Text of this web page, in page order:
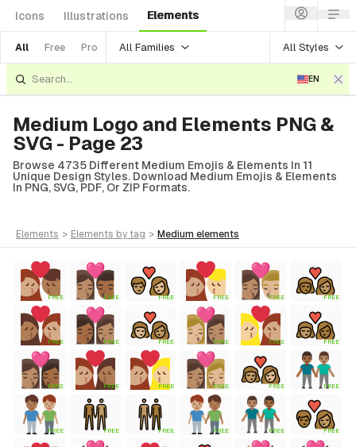
Icons Illustrations Elements
All Free Pro All Families All Styles
EN
Medium Logo and Elements PNG &
SVG - Page 23
Browse 4735 Different Medium Emojis & Elements In 11
Unique Design Styles. Download Medium Emojis & Elements
In PNG, SVG, PDF, Or ZIP Formats.
elements > elements by tag > medium elements
FREE FREE FREE FREE FREE FREE
FREE FREE FREE FREE FREE FREE
FREE FREE FREE FREE FREE FREE
FREE FREE FREE FREE FREE FREE